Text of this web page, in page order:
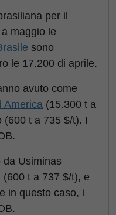
per il
maggio le
sono
le 17.200 di aprile.
avuto come
America (15.300 t a
(600 t a 735 $/t). I
da Usiminas
t a 737 $/t), e
in questo caso, i